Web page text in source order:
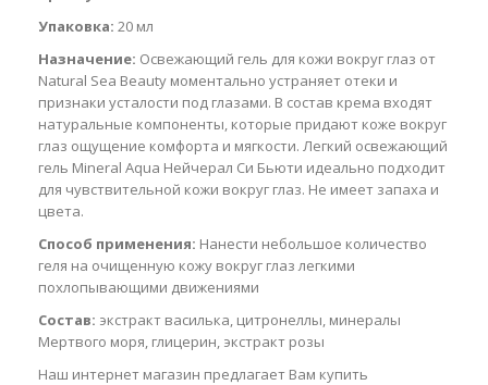
Упаковка: 20 мл
Назначение: Освежающий гель для кожи вокруг глаз от
Natural Sea Beauty моментально устраняет отеки и
признаки усталости под глазами. В состав крема входят
натуральные компоненты, которые придают коже вокруг
глаз ощущение комфорта и мягкости. Легкий освежающий
гель Mineral Aqua Нейчерал Си Бьюти идеально подходит
для чувствительной кожи вокруг глаз. Не имеет запаха и
цвета.
Способ применения: Нанести небольшое количество
геля на очищенную кожу вокруг глаз легкими
похлопывающими движениями
Состав: экстракт василька, цитронеллы, минералы
Мертвого моря, глицерин, экстракт розы
Наш интернет магазин предлагает Вам купить